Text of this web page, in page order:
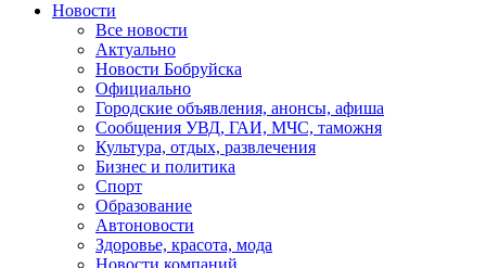
Новости
Все новости
Актуально
Новости Бобруйска
Официально
Городские объявления, анонсы, афиша
Сообщения УВД, ГАИ, МЧС, таможня
Культура, отдых, развлечения
Бизнес и политика
Спорт
Образование
Автоновости
Здоровье, красота, мода
Новости компаний